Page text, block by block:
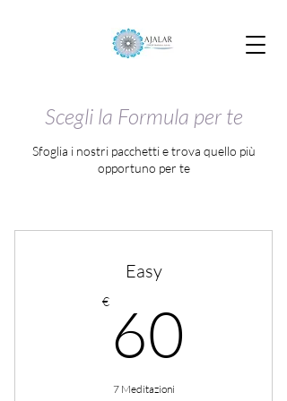
Scegli la Formula per te
Sfoglia i nostri pacchetti e trova quello più
opportuno per te
Easy
€ 60
7 Meditazioni